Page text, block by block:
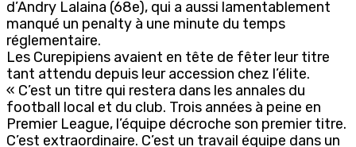
d’Andry Lalaina (68e), qui a aussi lamentablement
manqué un penalty à une minute du temps
réglementaire.
Les Curepipiens avaient en tête de fêter leur titre
tant attendu depuis leur accession chez l’élite.
« C’est un titre qui restera dans les annales du
football local et du club. Trois années à peine en
Premier League, l’équipe décroche son premier titre.
C’est extraordinaire. C’est un travail équipe dans un